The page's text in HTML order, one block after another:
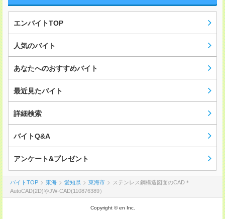
エンバイトTOP
人気のバイト
あなたへのおすすめバイト
最近見たバイト
詳細検索
バイトQ&A
アンケート&プレゼント
バイトTOP 東海 愛知県 東海市
ステンレス鋼構造図面のCAD＊
AutoCAD(2D)やJW-CAD(110876389）
Copyright © en Inc.